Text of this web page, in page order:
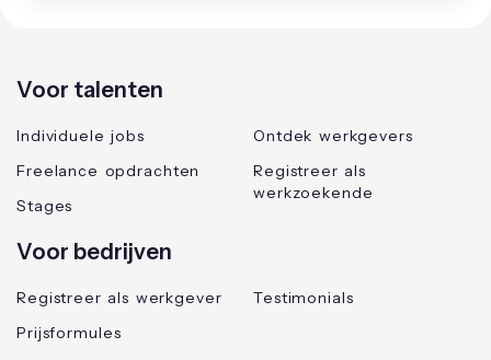
Voor talenten
Individuele jobs
Freelance opdrachten
Stages
Ontdek werkgevers
Registreer als
werkzoekende
Voor bedrijven
Registreer als werkgever
Prijsformules
Testimonials